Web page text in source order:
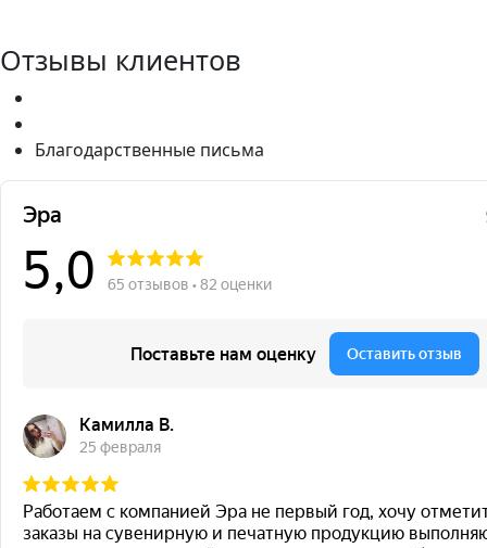
Отзывы клиентов
Благодарственные письма